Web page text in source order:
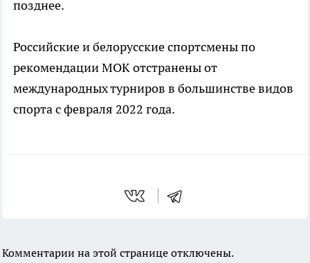
позднее.
Российские и белорусские спортсмены по
рекомендации МОК отстранены от
международных турниров в большинстве видов
спорта с февраля 2022 года.
Комментарии на этой странице отключены.